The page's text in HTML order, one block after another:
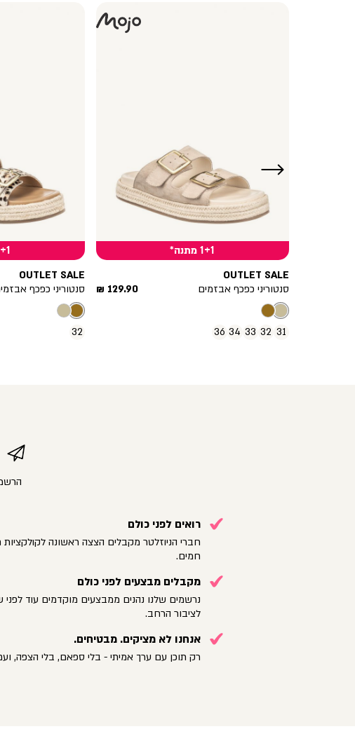
ימינה
1+1 מתנה*
OUTLET SALE
סנטוריני כפכף אבזמים
מחיר
129.90 ₪
31
32
33
34
36
1+1
OUTLET SALE
סנטוריני כפכף
32
רואים לפני כולם
חברי הניוזלטר מקבלים הצצה ראשונה לקולקציות
חמים.
מקבלים מבצעים לפני כולם
נרשמים שלנו נהנים ממבצעים מוקדמים עוד
לציבור הרחב.
אנחנו לא מציקים. מבטיחים.
רק תוכן עם ערך אמיתי - בלי ספאם, בלי הצפה,